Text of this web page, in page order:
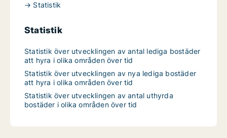
→ Statistik
Statistik
Statistik över utvecklingen av antal lediga bostäder
att hyra i olika områden över tid
Statistik över utvecklingen av nya lediga bostäder
att hyra i olika områden över tid
Statistik över utvecklingen av antal uthyrda
bostäder i olika områden över tid